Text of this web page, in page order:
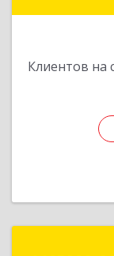
Клиентов на